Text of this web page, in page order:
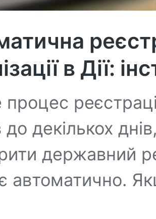
в Дії:
декількох
державний
автоматично.